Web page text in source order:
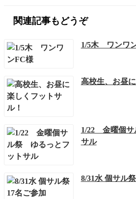
関連記事もどうぞ
1/5木 ワンワ
高校生、お昼
1/22 金曜個
サル
8/31水 個サル